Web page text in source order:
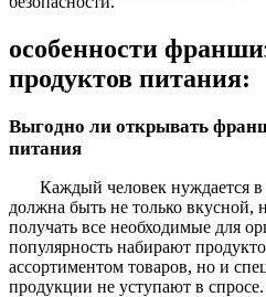
особенности
продуктов питания:
Выгодно ли открывать
питания
Каждый человек нуждается в
должна быть не только вкусной,
получать все необходимые для
популярность набирают
ассортиментом товаров, но и
продукции не уступают в спросе.